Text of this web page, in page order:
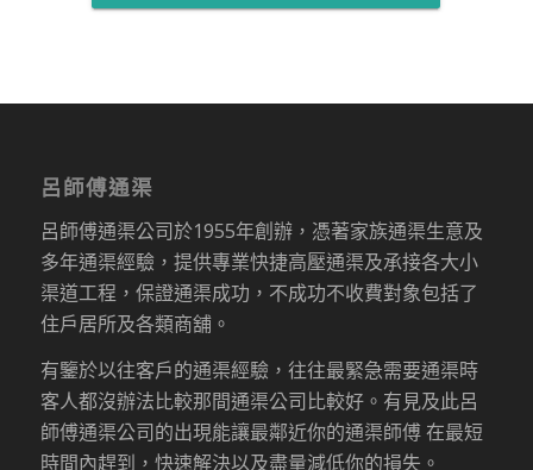
呂師傅通渠
呂師傅通渠公司於1955年創辦，憑著家族通渠生意及
多年通渠經驗，提供專業快捷高壓通渠及承接各大小
渠道工程，保證通渠成功，不成功不收費對象包括了
住戶居所及各類商舖。
有鑒於以往客戶的通渠經驗，往往最緊急需要通渠時
客人都沒辦法比較那間通渠公司比較好。有見及此呂
師傅通渠公司的出現能讓最鄰近你的通渠師傅 在最短
時間內趕到，快速解決以及盡量減低你的損失。